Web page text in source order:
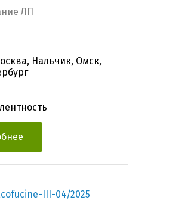
ЛП
Нальчик, Омск,
III-04/2025